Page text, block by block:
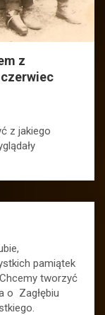
z
z jakiego
pamiątek
tworzyć
o Zagłębiu